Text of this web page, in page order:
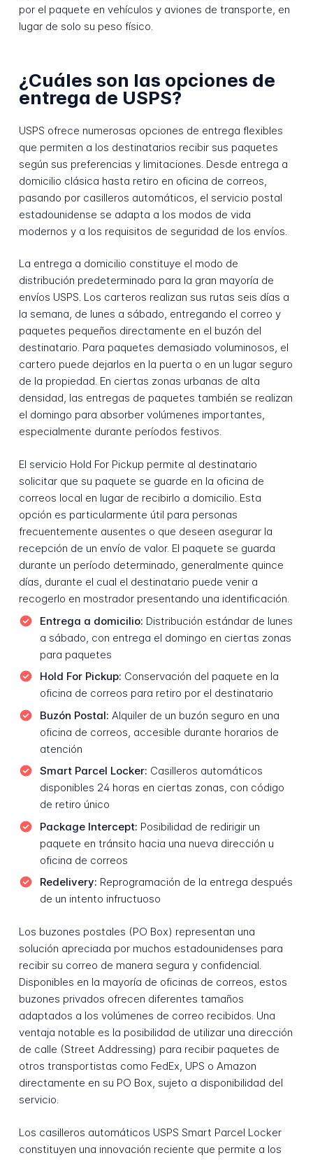
por el paquete en vehículos y aviones de transporte, en
lugar de solo su peso físico.
¿Cuáles son las opciones de
entrega de USPS?
USPS ofrece numerosas opciones de entrega flexibles
que permiten a los destinatarios recibir sus paquetes
según sus preferencias y limitaciones. Desde entrega a
domicilio clásica hasta retiro en oficina de correos,
pasando por casilleros automáticos, el servicio postal
estadounidense se adapta a los modos de vida
modernos y a los requisitos de seguridad de los envíos.
La entrega a domicilio constituye el modo de
distribución predeterminado para la gran mayoría de
envíos USPS. Los carteros realizan sus rutas seis días a
la semana, de lunes a sábado, entregando el correo y
paquetes pequeños directamente en el buzón del
destinatario. Para paquetes demasiado voluminosos, el
cartero puede dejarlos en la puerta o en un lugar seguro
de la propiedad. En ciertas zonas urbanas de alta
densidad, las entregas de paquetes también se realizan
el domingo para absorber volúmenes importantes,
especialmente durante períodos festivos.
El servicio Hold For Pickup permite al destinatario
solicitar que su paquete se guarde en la oficina de
correos local en lugar de recibirlo a domicilio. Esta
opción es particularmente útil para personas
frecuentemente ausentes o que deseen asegurar la
recepción de un envío de valor. El paquete se guarda
durante un período determinado, generalmente quince
días, durante el cual el destinatario puede venir a
recogerlo en mostrador presentando una identificación.
Entrega a domicilio: Distribución estándar de lunes
a sábado, con entrega el domingo en ciertas zonas
para paquetes
Hold For Pickup: Conservación del paquete en la
oficina de correos para retiro por el destinatario
Buzón Postal: Alquiler de un buzón seguro en una
oficina de correos, accesible durante horarios de
atención
Smart Parcel Locker: Casilleros automáticos
disponibles 24 horas en ciertas zonas, con código
de retiro único
Package Intercept: Posibilidad de redirigir un
paquete en tránsito hacia una nueva dirección u
oficina de correos
Redelivery: Reprogramación de la entrega después
de un intento infructuoso
Los buzones postales (PO Box) representan una
solución apreciada por muchos estadounidenses para
recibir su correo de manera segura y confidencial.
Disponibles en la mayoría de oficinas de correos, estos
buzones privados ofrecen diferentes tamaños
adaptados a los volúmenes de correo recibidos. Una
ventaja notable es la posibilidad de utilizar una dirección
de calle (Street Addressing) para recibir paquetes de
otros transportistas como FedEx, UPS o Amazon
directamente en su PO Box, sujeto a disponibilidad del
servicio.
Los casilleros automáticos USPS Smart Parcel Locker
constituyen una innovación reciente que permite a los